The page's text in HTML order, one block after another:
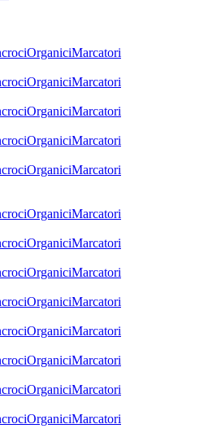
OrganiciMarcatori
OrganiciMarcatori
OrganiciMarcatori
OrganiciMarcatori
OrganiciMarcatori
OrganiciMarcatori
OrganiciMarcatori
OrganiciMarcatori
OrganiciMarcatori
OrganiciMarcatori
OrganiciMarcatori
OrganiciMarcatori
OrganiciMarcatori